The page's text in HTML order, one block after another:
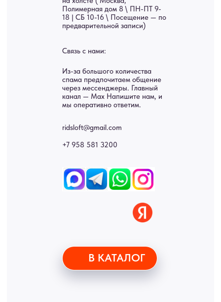
© 2015-2026 Все права защищены. Не является офертой,
окончательные цены указываются в счете-спецификации.
• Политика обработки персональных данных
• Согласие на обработку персональных данных
двери, раздвижные двери, подвесные двери, интерьерные картины,
Москва, Санкт-Петербург, Екатеринбург, Новосибирск, Нижний
Владивосток, Ярославль, Ульяновск, Барнаул, Иркутск, Тюмень,
Хабаровск, Новокузнецк, Оренбург, Кемерово, Ижевск, Томск,
Набережные Челны, Липецк Казахстан, Алматы, Астана, Павлодар,